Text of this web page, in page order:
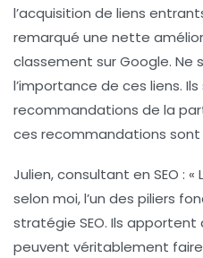
l’acquisition de liens
remarqué une nette
classement sur Google. Ne
l’importance de ces liens.
recommandations de la
ces recommandations sont
Julien, consultant en SEO : «
selon moi, l’un des piliers
stratégie SEO. Ils
peuvent véritablement